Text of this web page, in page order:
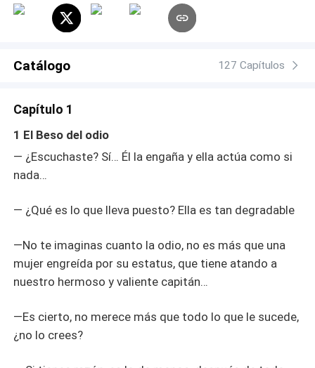
force a elegir entre ser una criminal de alto perfil y
continuar la búsqueda del verdadero asesino de su
justicia por su propia mano. ¿Podrá su amor sobrevivir
El diamante negro. La herencia de la sangre. Una historia
que crimen y pasión, de romance y redención, de
Catálogo 127 Capítulos
Capítulo 1
1 El Beso del odio
― ¿Escuchaste? Sí… Él la engaña y ella actúa como si
nada…
― ¿Qué es lo que lleva puesto? Ella es tan degradable
―No te imaginas cuanto la odio, no es más que una
mujer engreída por su estatus, que tiene atando a
nuestro hermoso y valiente capitán…
―Es cierto, no merece más que todo lo que le sucede,
¿no lo crees?